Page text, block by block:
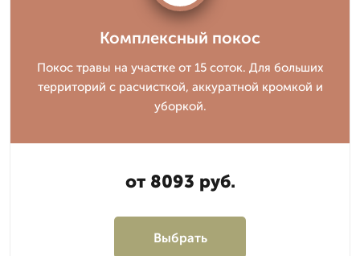
Комплексный покос
Покос травы на участке от 15 соток. Для больших
территорий с расчисткой, аккуратной кромкой и
уборкой.
от 8093 руб.
Выбрать